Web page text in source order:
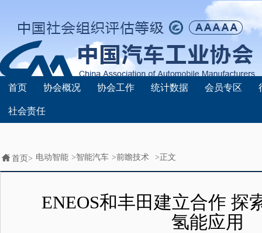
首页 协会概况 协会工作 统计数据 会员专区
社会责任
首页> 电动智能 >智能汽车 >前瞻技术 >正文
ENEOS和丰田建立合作 探
氢能应用